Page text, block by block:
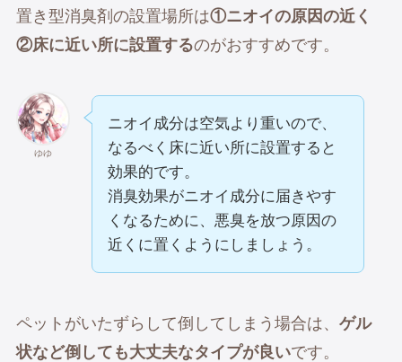
置き型消臭剤の設置場所は①ニオイの原因の近く
②床に近い所に設置するのがおすすめです。
ゆゆ
ニオイ成分は空気より重いので、
なるべく床に近い所に設置すると
効果的です。
消臭効果がニオイ成分に届きやす
くなるために、悪臭を放つ原因の
近くに置くようにしましょう。
ペットがいたずらして倒してしまう場合は、 ゲル
状など倒しても大丈夫なタイプが良いです。